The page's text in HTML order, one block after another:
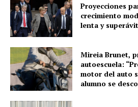
Proyecciones
crecimiento
lenta y
Mireia Brunet,
autoescuela:
motor del auto
alumno se